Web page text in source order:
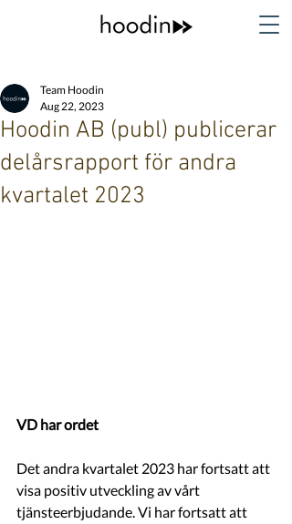
Hoodin AB (publ) publicerar
delårsrapport för andra
kvartalet 2023
Team Hoodin
Aug 22, 2023
VD har ordet
Det andra kvartalet 2023 har fortsatt att
visa positiv utveckling av vårt
tjänsteerbjudande. Vi har fortsatt att